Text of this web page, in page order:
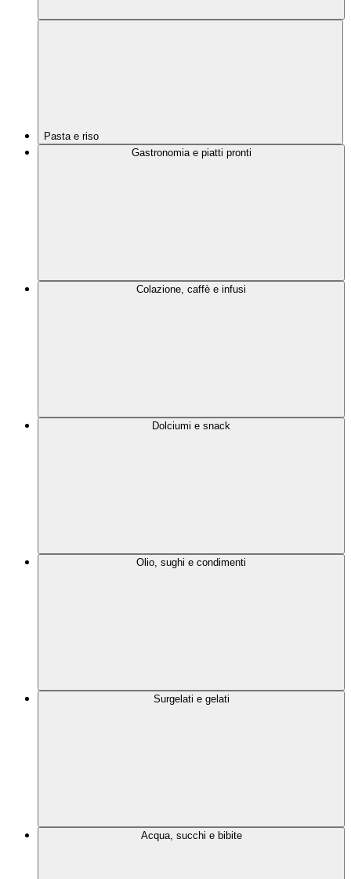
Pasta e riso
Gastronomia e piatti pronti
Colazione, caffè e infusi
Dolciumi e snack
Olio, sughi e condimenti
Surgelati e gelati
Acqua, succhi e bibite